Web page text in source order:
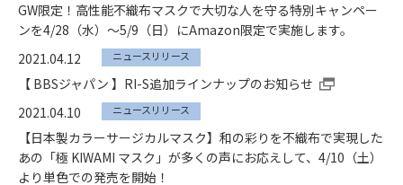
GW限定！高性能不織布マスクで大切な人を守る特別キャンペー
ンを4/28（水）～5/9（日）にAmazon限定で実施します。
2021.04.12
ニュースリリース
【 BBSジャパン 】RI-S追加ラインナップのお知らせ
2021.04.10
ニュースリリース
【日本製カラーサージカルマスク】和の彩りを不織布で実現した
あの「極 KIWAMI マスク」が多くの声にお応えして、4/10（土）
より単色での発売を開始！